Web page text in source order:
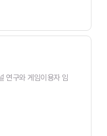
연구와 게임이용자 임